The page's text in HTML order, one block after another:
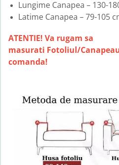
Lungime Canapea – 130-
Latime Canapea – 79-105
ATENTIE! Va rugam sa
masurati Fotoliul/
comanda!